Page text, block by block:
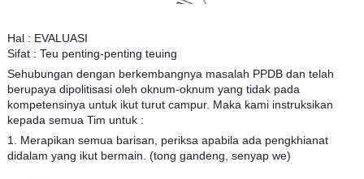
Hal : EVALUASI
Sifat : Teu penting-penting teuing
Sehubungan dengan berkembangnya masalah PPDB dan telah
berupaya dipolitisasi oleh oknum-oknum yang tidak pada
kompetensinya untuk ikut turut campur. Maka kami instruksikan
kepada semua Tim untuk :
1. Merapikan semua barisan, periksa apabila ada pengkhianat
didalam yang ikut bermain. (tong gandeng, senyap we)